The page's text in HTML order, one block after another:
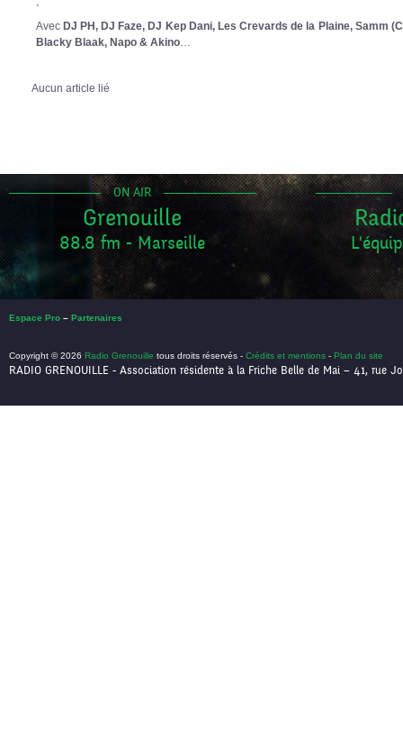
`
Avec DJ PH, DJ Faze, DJ Kep Dani, Les Crevards de la Plaine, Samm
Blacky Blaak, Napo & Akino…
Aucun article lié
ON AIR
Grenouille
88.8 fm - Marseille
Espace Pro – Partenaires
Copyright © 2026 Radio Grenouille tous droits réservés - Crédits et mentions - Plan du site
RADIO GRENOUILLE - Association résidente à la Friche Belle de Mai – 41, rue